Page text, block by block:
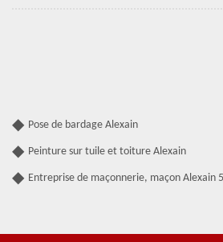
Pose de bardage Alexain
Peinture sur tuile et toiture Alexain
Entreprise de maçonnerie, maçon Alexain